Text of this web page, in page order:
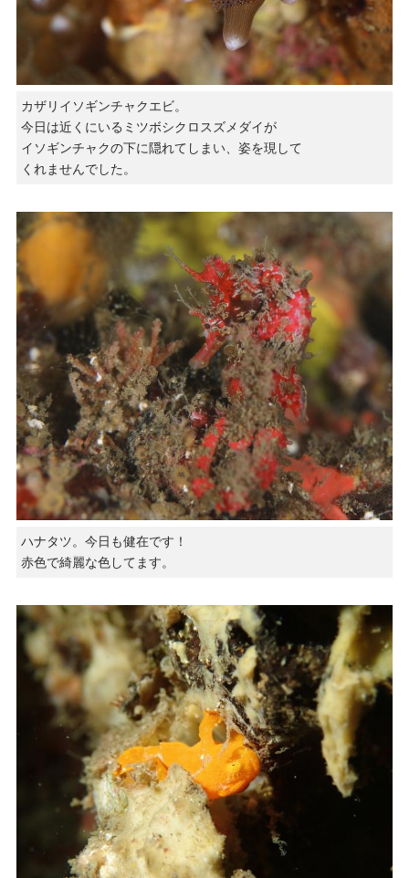
カザリイソギンチャクエビ。
今日は近くにいるミツボシクロスズメダイが
イソギンチャクの下に隠れてしまい、姿を現して
くれませんでした。
ハナタツ。今日も健在です！
赤色で綺麗な色してます。